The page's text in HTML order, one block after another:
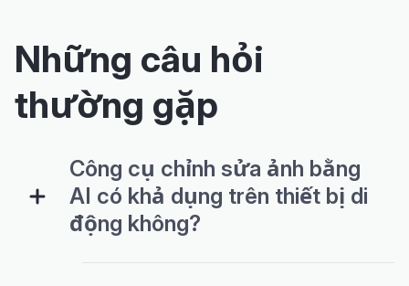
Những câu hỏi
thường gặp
Công cụ chỉnh sửa ảnh bằng
AI có khả dụng trên thiết bị di
động không?